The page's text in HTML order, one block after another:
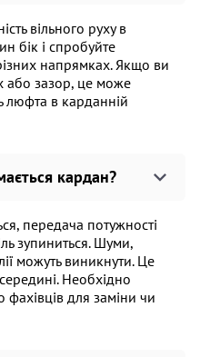
вільного руху в
бік і спробуйте
напрямках. Якщо ви
або зазор, це може
люфта в карданній
кардан?
передача потужності
зупиниться. Шуми,
можуть виникнути. Це
Необхідно
фахівців для заміни чи